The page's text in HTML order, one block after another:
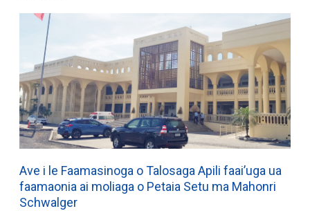
Ave i le Faamasinoga o Talosaga Apili faai’uga ua
faamaonia ai moliaga o Petaia Setu ma Mahonri
Schwalger